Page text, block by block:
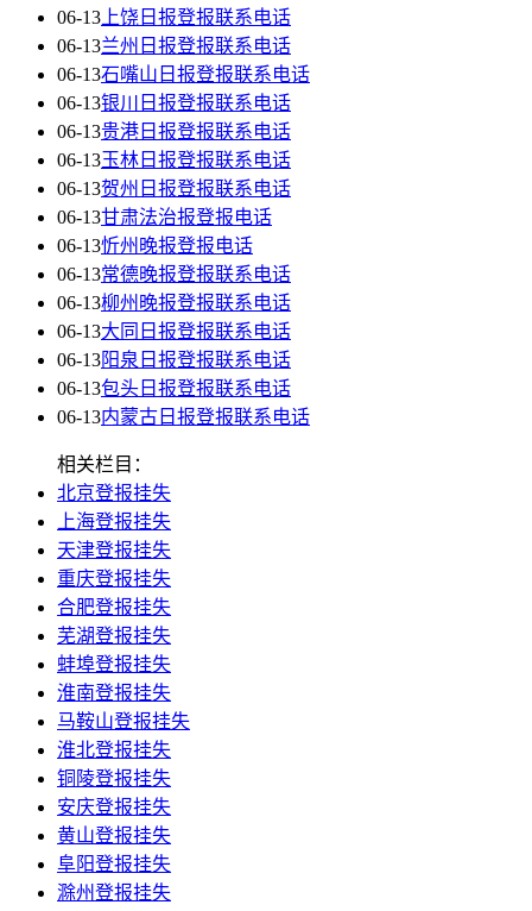
06-13 上饶日报登报联系电话
06-13兰州日报登报联系电话
06-13石嘴山日报登报联系电话
06-13银川日报登报联系电话
06-13贵港日报登报联系电话
06-13玉林日报登报联系电话
06-13贺州日报登报联系电话
06-13甘肃法治报登报电话
06-13忻州晚报登报电话
06-13常德晚报登报联系电话
06-13柳州晚报登报联系电话
06-13大同日报登报联系电话
06-13阳泉日报登报联系电话
06-13包头日报登报联系电话
06-13内蒙古日报登报联系电话
相关栏目：
北京登报挂失
上海登报挂失
天津登报挂失
重庆登报挂失
合肥登报挂失
芜湖登报挂失
蚌埠登报挂失
淮南登报挂失
马鞍山登报挂失
淮北登报挂失
铜陵登报挂失
安庆登报挂失
黄山登报挂失
阜阳登报挂失
滁州登报挂失